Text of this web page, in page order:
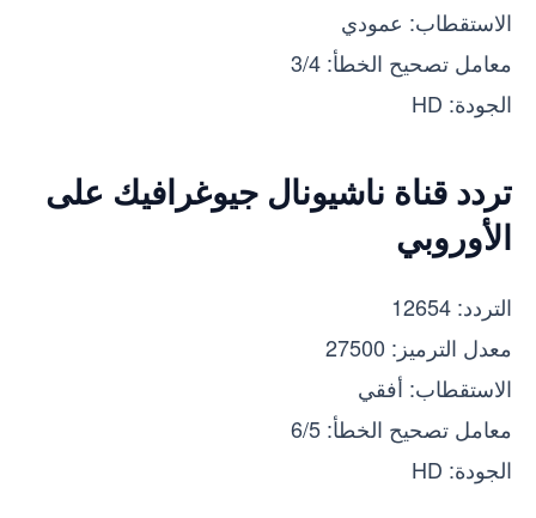
الاستقطاب: عمودي
معامل تصحيح الخطأ: 3/4
الجودة: HD
تردد قناة ناشيونال جيوغرافيك على
الأوروبي
التردد: 12654
معدل الترميز: 27500
الاستقطاب: أفقي
معامل تصحيح الخطأ: 6/5
الجودة: HD